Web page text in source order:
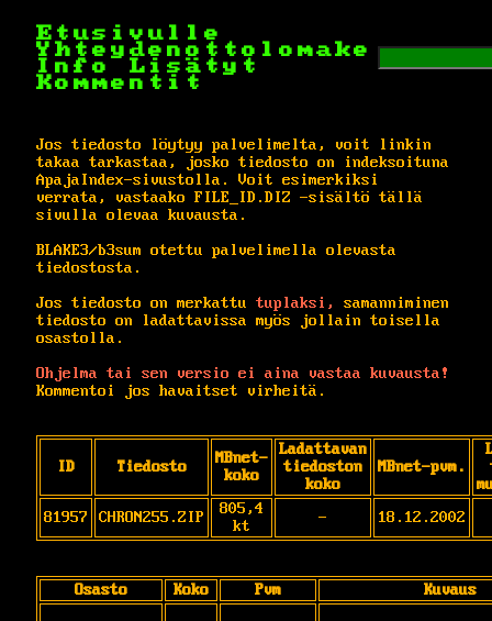
Etusivulle
Yhteydenottolomake
Info
Lisätyt
Kommentit
Jos tiedosto löytyy palvelimelta, voit linkin
takaa tarkastaa, josko tiedosto on indeksoituna
ApajaIndex-sivustolla. Voit esimerkiksi
verrata, vastaako FILE_ID.DIZ -sisältö tällä
sivulla olevaa kuvausta.
BLAKE3/b3sum otettu palvelimella olevasta
tiedostosta.
Jos tiedosto on merkattu tuplaksi,
samanniminen
tiedosto on ladattavissa myös jollain toisella
osastolla.
Ohjelma tai sen versio ei aina vastaa kuvausta!
Kommentoi jos havaitset virheitä.
ID Tiedosto
MBnet-
koko
Ladattavan
tiedoston
koko
MBnet-pvm.
81957
CHRON255.ZIP
805,4
kt
- 18.12.2002
Osasto Koko Pvm Kuvaus